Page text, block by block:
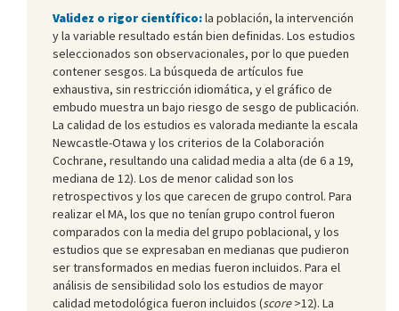
Validez o rigor científico:la población, la intervención
y la variable resultado están bien definidas. Los estudios
seleccionados son observacionales, por lo que pueden
contener sesgos. La búsqueda de artículos fue
exhaustiva, sin restricción idiomática, y el gráfico de
embudo muestra un bajo riesgo de sesgo de publicación.
La calidad de los estudios es valorada mediante la escala
Newcastle-Otawa y los criterios de la Colaboración
Cochrane, resultando una calidad media a alta (de 6 a 19,
mediana de 12). Los de menor calidad son los
retrospectivos y los que carecen de grupo control. Para
realizar el MA, los que no tenían grupo control fueron
comparados con la media del grupo poblacional, y los
estudios que se expresaban en medianas que pudieron
ser transformados en medias fueron incluidos. Para el
análisis de sensibilidad solo los estudios de mayor
calidad metodológica fueron incluidos (score>12). La